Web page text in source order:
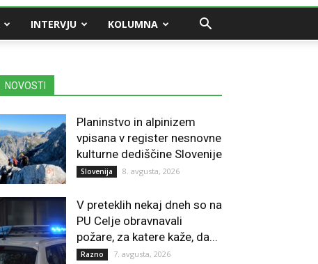
INTERVJU KOLUMNA
NOVOSTI
Planinstvo in alpinizem
vpisana v register nesnovne
kulturne dediščine Slovenije
Slovenija 8. avgusta, 2026
V preteklih nekaj dneh so na
PU Celje obravnavali
požare, za katere kaže, da...
Razno 7. avgusta, 2026